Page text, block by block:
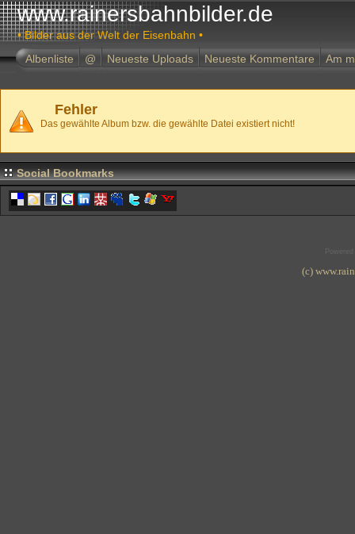
www.rainersbahnbilder.de
• Bilder aus der Welt der Eisenbahn •
Albenliste
@ Neueste Uploads Neueste Kommentare Am
Fehler
Das gewählte Album bzw. die gewählte Datei existiert nicht!
Social Bookmarks
(c)